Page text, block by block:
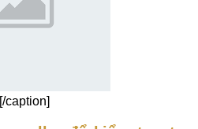
caption]